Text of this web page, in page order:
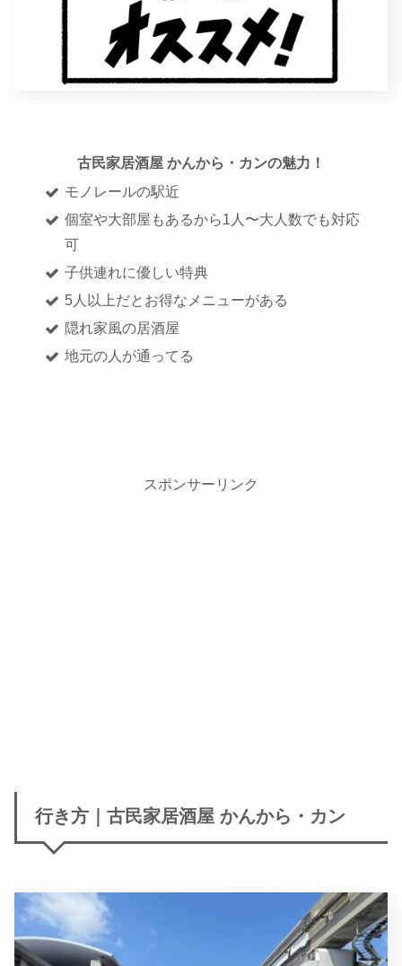
古民家居酒屋 かんから・カンの魅力！
モノレールの駅近
個室や大部屋もあるから1人〜大人数でも対応
可
子供連れに優しい特典
5人以上だとお得なメニューがある
隠れ家風の居酒屋
地元の人が通ってる
スポンサーリンク
行き方｜古民家居酒屋 かんから・カン